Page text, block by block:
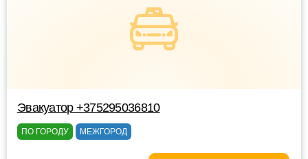
Эвакуатор +375295036810
ПО ГОРОДУ МЕЖГОРОД